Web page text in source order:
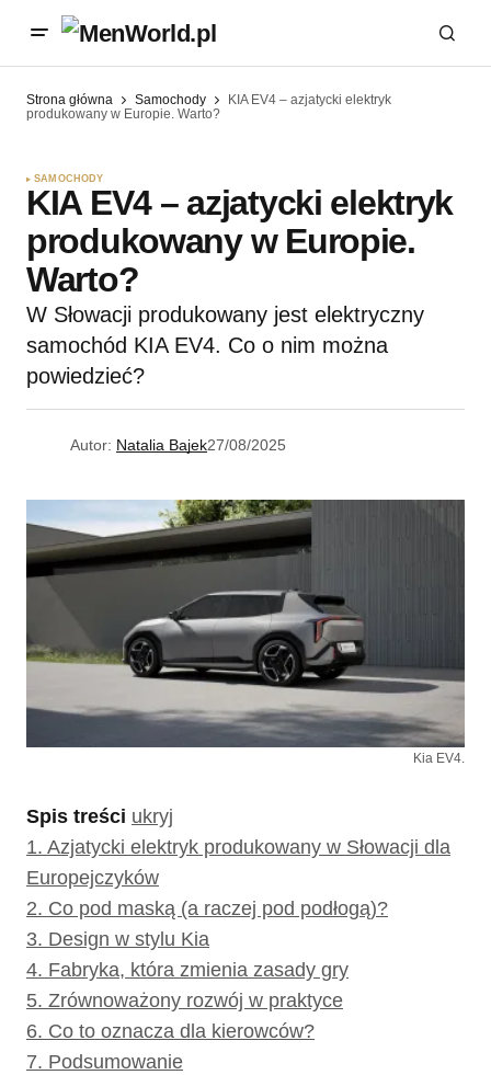
Strona główna Samochody
KIA EV4 – azjatycki elektryk
produkowany w Europie. Warto?
SAMOCHODY
KIA EV4 – azjatycki elektryk
produkowany w Europie.
Warto?
W Słowacji produkowany jest elektryczny
samochód KIA EV4. Co o nim można
powiedzieć?
Autor: Natalia Bajek27/08/2025
Kia EV4.
Spis treści ukryj
1. Azjatycki elektryk produkowany w Słowacji dla
Europejczyków
2. Co pod maską (a raczej pod podłogą)?
3. Design w stylu Kia
4. Fabryka, która zmienia zasady gry
5. Zrównoważony rozwój w praktyce
6. Co to oznacza dla kierowców?
7. Podsumowanie